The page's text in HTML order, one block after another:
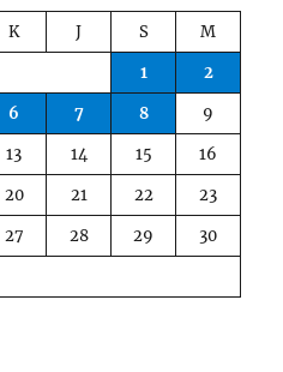
K J S
M
1
2
6 7 8
9
13 14 15
16
20 21 22
23
27 28 29
30